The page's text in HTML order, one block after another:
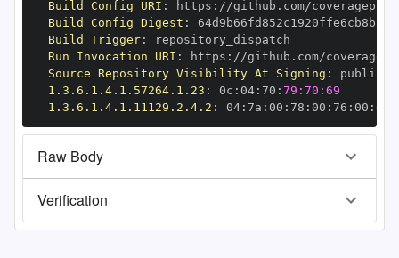
Build Config URI : https :
Build Config Digest :
Build Trigger:
Run Invocation URI : https :
Source Repository Visibility At Signing :
1.3.6.1.4.1.57264.1.23 : 0c : 04: 70 : 79:70:69
1.3.6.1.4.1.11129.2.4.2 : 04: 7a : 00 : 78 : 00 : 76 : 00 : dd
Raw Body
Verification